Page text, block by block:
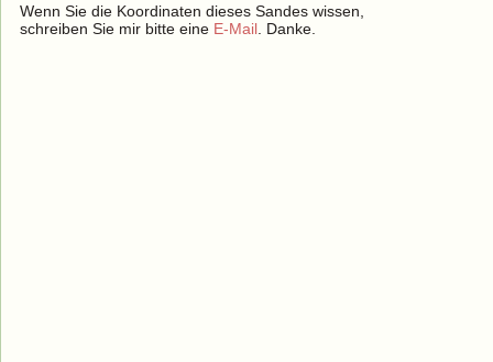
Wenn Sie die Koordinaten dieses Sandes wissen,
schreiben Sie mir bitte eine E-Mail . Danke.